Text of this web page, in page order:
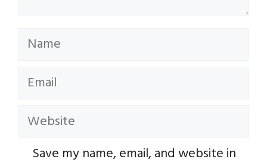
Name
Email
Website
Save my name, email, and website in